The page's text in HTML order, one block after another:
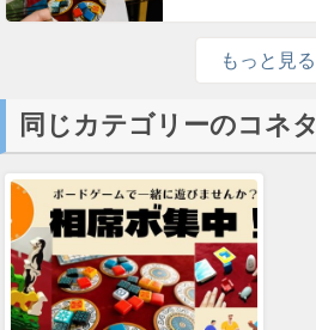
もっと見る
同じカテゴリーのコネタ